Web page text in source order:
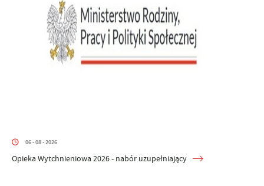
06 - 08 - 2026
Opieka Wytchnieniowa 2026 - nabór uzupełniający